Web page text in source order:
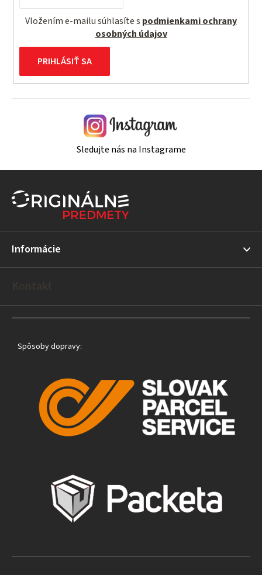
Vložením e-mailu súhlasíte s podmienkami ochrany
osobných údajov
PRIHLÁSIŤ SA
Sledujte nás na Instagrame
ä
i
Informácie
Spôsoby dopravy: